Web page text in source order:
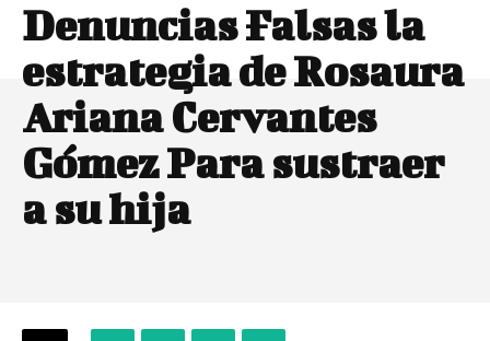
Denuncias Falsas la
estrategia de Rosaura
Ariana Cervantes
Gómez Para sustraer
a su hija